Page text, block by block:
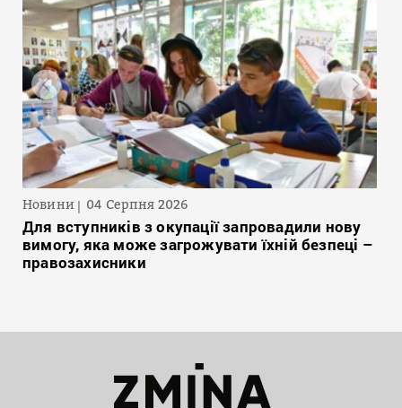
Новини 04 Серпня 2026
Для вступників з окупації запровадили нову
вимогу, яка може загрожувати їхній безпеці –
правозахисники